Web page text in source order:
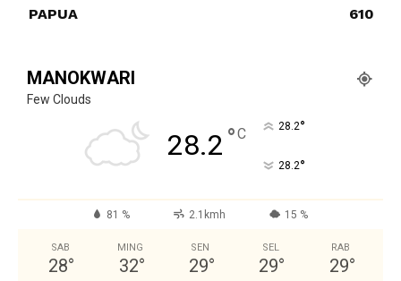
PAPUA
610
MANOKWARI
Few Clouds
28.2 °C 28.2°
28.2°
81 % 2.1kmh 15 %
SAB
28°
MING
32°
SEN
29°
SEL
29°
RAB
29°